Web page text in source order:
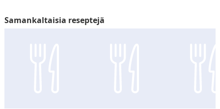
Samankaltaisia reseptejä